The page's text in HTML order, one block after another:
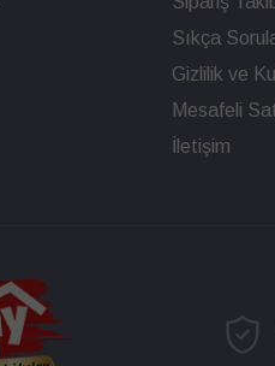
Sıkça
Gizlilik ve
Mesafeli
İletişim